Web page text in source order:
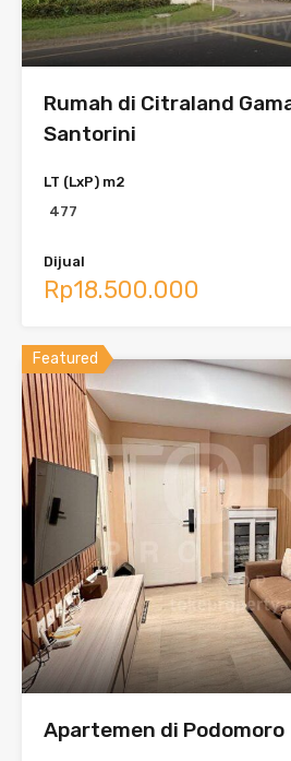
Rumah di Citraland
Santorini
LT (LxP) m2
477
Dijual
Rp18.500.000
Featured
Apartemen di Podomoro